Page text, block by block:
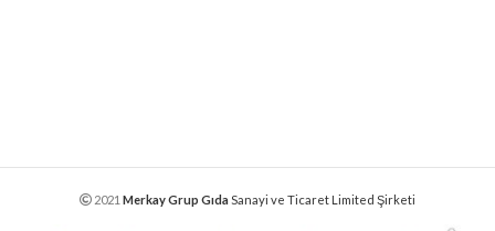
2021 Merkay Grup GıdaSanayi ve Ticaret Limited Şirketi